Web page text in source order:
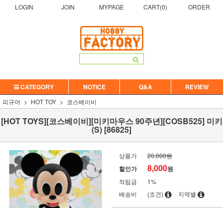
LOGIN JOIN MYPAGE CART(0) ORDER
CATEGORY NOTICE Q&A REVIEW
피규어 HOT TOY 코스베이비
[HOT TOYS][코스베이비][미키마우스 90주년][COSB525] 미키
(S) [86825]
상품가 20,000원
할인가 8,000원
적립금
1%
배송비
(조건) 지역별